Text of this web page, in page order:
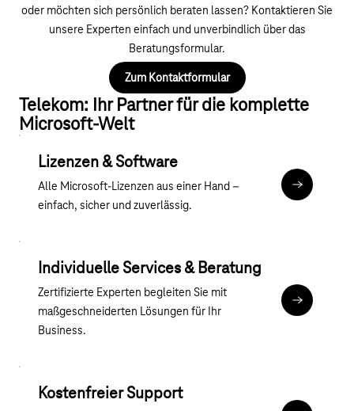
oder möchten sich persönlich beraten lassen? Kontaktieren Sie
unsere Experten einfach und unverbindlich über das
Beratungsformular.
Zum Kontaktformular
Telekom: Ihr Partner für die komplette
Microsoft-Welt
Lizenzen & Software
Alle Microsoft-Lizenzen aus einer Hand –
einfach, sicher und zuverlässig.
Individuelle Services & Beratung
Zertifizierte Experten begleiten Sie mit
maßgeschneiderten Lösungen für Ihr
Business.
Angebot
Kostenfreier Support